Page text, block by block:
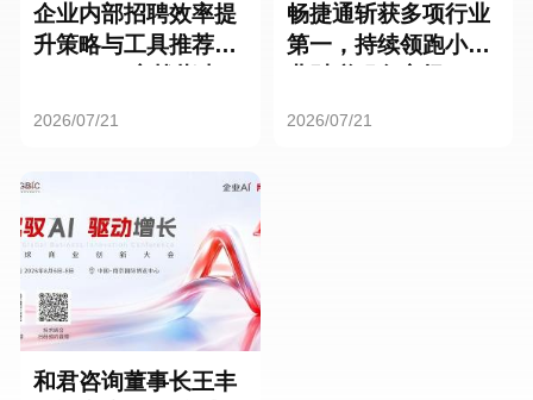
企业内部招聘效率提
升策略与工具推荐：
2026/07/21
畅捷通斩获多项行业
第一，持续领跑小微
2026/07/21
和君咨询董事长王丰